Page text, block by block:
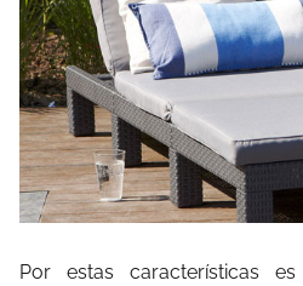
Por estas características es